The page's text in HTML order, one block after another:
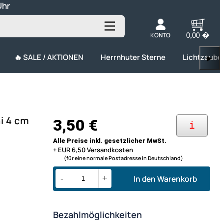
KONTO 0,00 �
🔥 SALE / AKTIONEN Herrnhuter Sterne ▶
4 cm i
3,50 €
Alle Preise inkl. gesetzlicher MwSt.
+ EUR 6,50 Versandkosten
(für eine normale Postadresse in Deutschland)
In den Warenkorb
- +
Bezahlmöglichkeiten